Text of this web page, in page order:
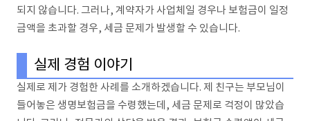
되지 않습니다. 그러나, 계약자가 사업체일 경우나 보험금이 일정
금액을 초과할 경우, 세금 문제가 발생할 수 있습니다.
실제 경험 이야기
실제로 제가 경험한 사례를 소개하겠습니다. 제 친구는 부모님이
들어놓은 생명보험금을 수령했는데, 세금 문제로 걱정이 많았습